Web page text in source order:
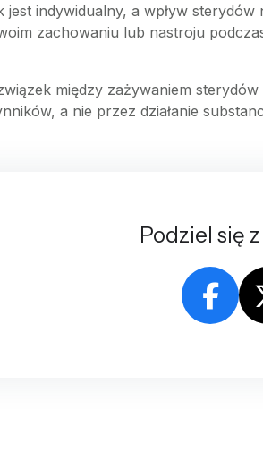
indywidualny, a wpływ
zachowaniu lub nastroju
między zażywaniem
a nie przez działanie
Podziel się